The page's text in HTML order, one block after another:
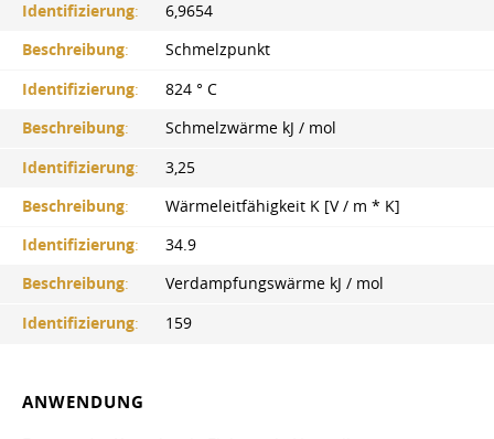
Identifizierung:
6,9654
Beschreibung:
Schmelzpunkt
Identifizierung:
824 ° С
Beschreibung:
Schmelzwärme kJ / mol
Identifizierung:
3,25
Beschreibung:
Wärmeleitfähigkeit K [V / m * K]
Identifizierung:
34.9
Beschreibung:
Verdampfungswärme kJ / mol
Identifizierung: 159
ANWENDUNG